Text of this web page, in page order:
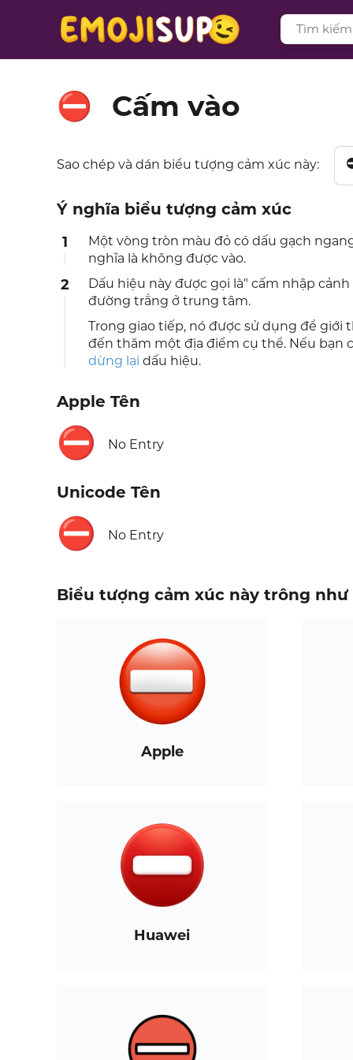
⛔ Cấm vào
Sao chép và dán biểu tượng cảm xúc này:
Ý nghĩa biểu tượng cảm xúc
1
Một vòng tròn màu đỏ có dấu gạch
nghĩa là không được vào.
2
Dấu hiệu này được gọi là" cấm nhập
đường trắng ở trung tâm.
Trong giao tiếp, nó được sử dụng để
đến thăm một địa điểm cụ thể. Nếu bạn
dừng lại dấu hiệu.
Apple Tên
⛔ No Entry
Unicode Tên
⛔ No Entry
Biểu tượng cảm xúc này trông
Apple
Huawei